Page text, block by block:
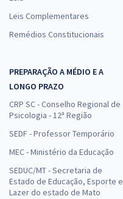
Leis Complementares
Remédios Constitucionais
PREPARAÇÃO A MÉDIO E A
LONGO PRAZO
CRP SC - Conselho Regional de
Psicologia - 12ª Região
SEDF - Professor Temporário
MEC - Ministério da Educação
SEDUC/MT - Secretaria de
Estado de Educação, Esporte e
Lazer do estado de Mato